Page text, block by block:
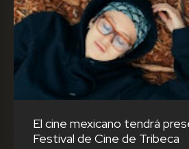
El cine mexicano tendrá
Festival de Cine de Tribeca